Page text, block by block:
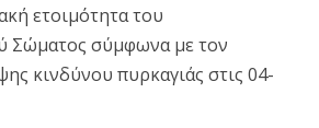
ετοιμότητα του
Σώματος σύμφωνα με τον
κινδύνου πυρκαγιάς στις 04-